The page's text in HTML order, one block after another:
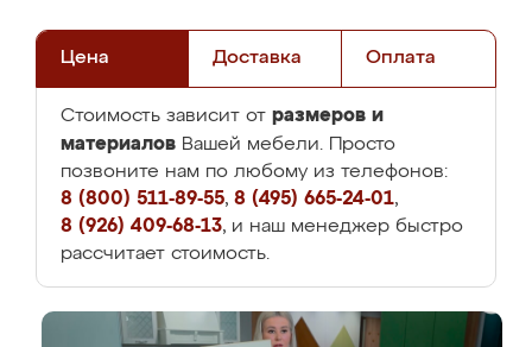
Цена Доставка Оплата
Стоимость зависит от размеров и
материалов Вашей мебели. Просто
позвоните нам по любому из телефонов:
8 (800) 511-89-55, 8 (495) 665-24-01,
8 (926) 409-68-13, и наш менеджер быстро
рассчитает стоимость.